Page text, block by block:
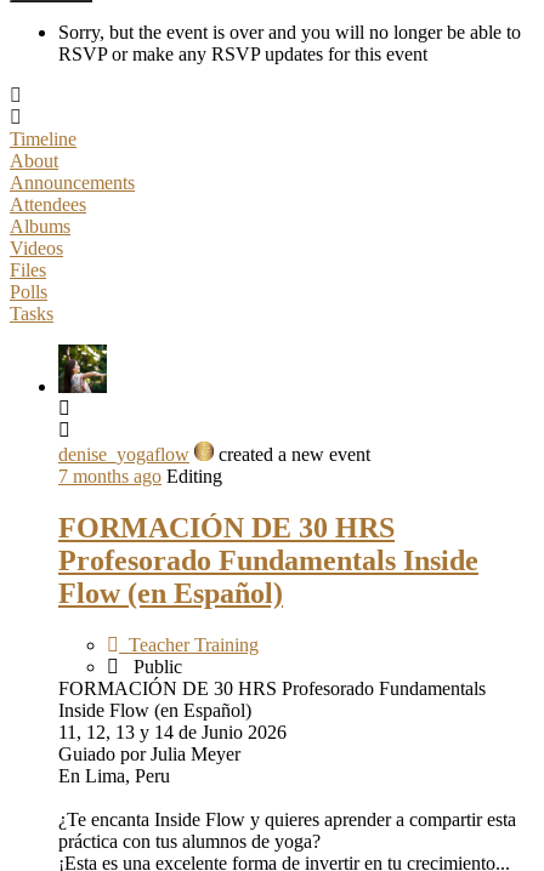
Sorry, but the event is over and you will no longer be able to
RSVP or make any RSVP updates for this event
Timeline
About
Announcements
Attendees
Albums
Videos
Files
Polls
Tasks
denise_yogaflow
created a new event
7 months ago Editing
FORMACIÓN DE 30 HRS
Profesorado Fundamentals Inside
Flow (en Español)
Teacher Training
Public
FORMACIÓN DE 30 HRS Profesorado Fundamentals
Inside Flow (en Español)
11, 12, 13 y 14 de Junio 2026
Guiado por Julia Meyer
En Lima, Peru
¿Te encanta Inside Flow y quieres aprender a compartir esta
práctica con tus alumnos de yoga?
¡Esta es una excelente forma de invertir en tu crecimiento...